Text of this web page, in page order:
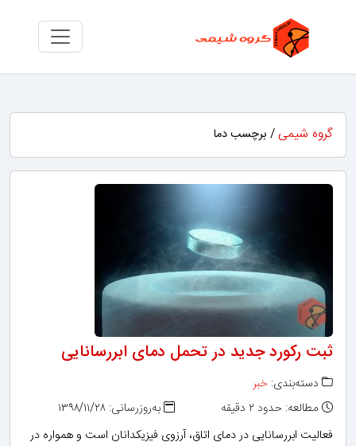
گروه شیمی / برچسب دما
ثبت رکورد جدید در تحمل دمای ابررسانایی
دسته‌بندی: خبر
مطالعه: حدود ۲ دقیقه
به‌روزرسانی: ۱۳۹۸/۱۱/۲۸
فعالیت ابررسانایی در دمای اتاق، آرزوی فیزیکدانان است و همواره در